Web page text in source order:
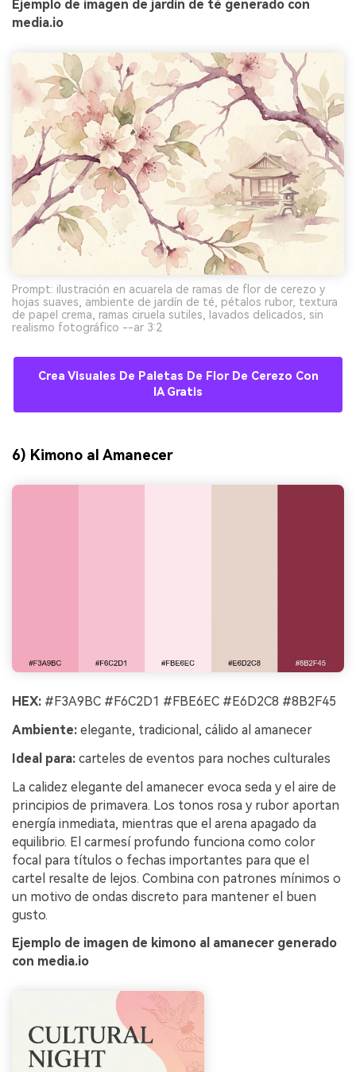
Ejemplo de imagen de jardín de té generado con
media.io
Prompt: ilustración en acuarela de ramas de flor de cerezo y
hojas suaves, ambiente de jardín de té, pétalos rubor, textura
de papel crema, ramas ciruela sutiles, lavados delicados, sin
realismo fotográfico --ar 3:2
Crea Visuales De Paletas De Flor De Cerezo Con
IA Gratis
6) Kimono al Amanecer
HEX: #F3A9BC #F6C2D1 #FBE6EC #E6D2C8 #8B2F45
Ambiente: elegante, tradicional, cálido al amanecer
Ideal para: carteles de eventos para noches culturales
La calidez elegante del amanecer evoca seda y el aire de
principios de primavera. Los tonos rosa y rubor aportan
energía inmediata, mientras que el arena apagado da
equilibrio. El carmesí profundo funciona como color
focal para títulos o fechas importantes para que el
cartel resalte de lejos. Combina con patrones mínimos o
un motivo de ondas discreto para mantener el buen
gusto.
Ejemplo de imagen de kimono al amanecer generado
con media.io